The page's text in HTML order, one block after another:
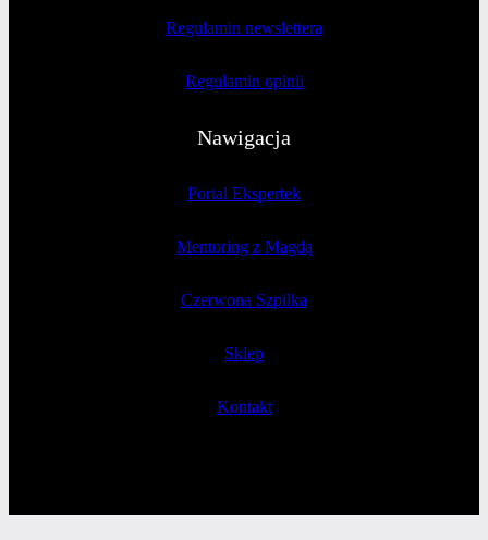
Regulamin newslettera
Regulamin opinii
Nawigacja
Portal Ekspertek
Mentoring z Magdą
Czerwona Szpilka
Sklep
Kontakt